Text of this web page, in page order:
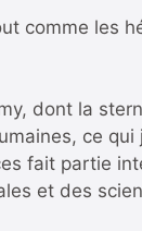
comme les
dont la
ce qui
fait partie
et des